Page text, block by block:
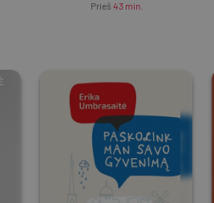
Prieš 43 min.